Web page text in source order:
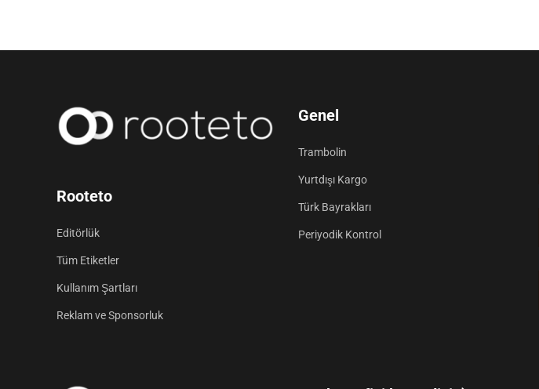
Rooteto
Editörlük
Tüm Etiketler
Kullanım Şartları
Reklam ve Sponsorluk
Genel
Trambolin
Yurtdışı Kargo
Türk Bayrakları
Periyodik Kontrol